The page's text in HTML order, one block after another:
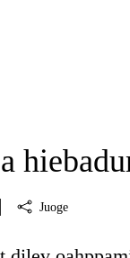
Juoge